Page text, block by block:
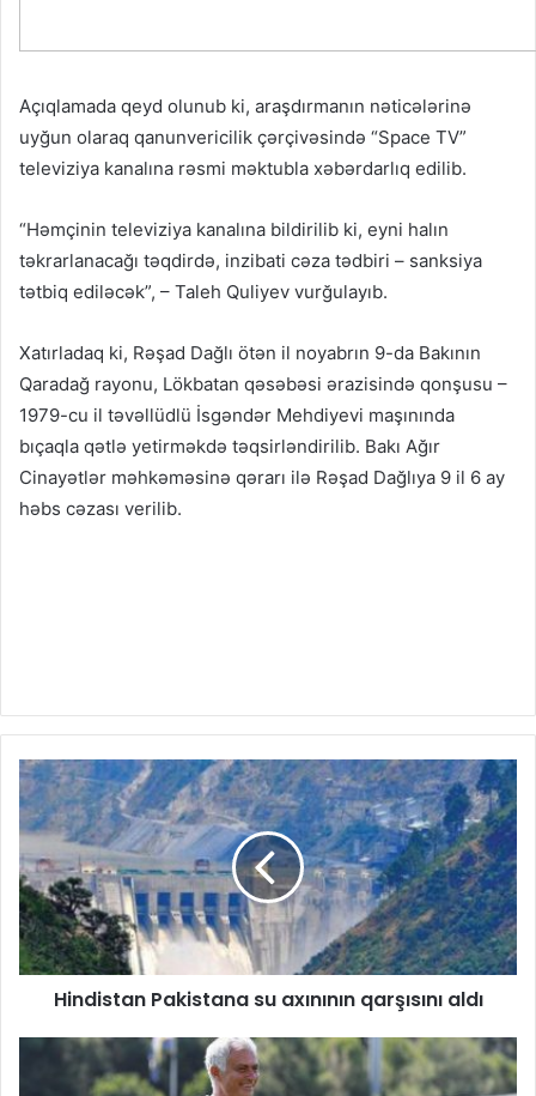
Açıqlamada qeyd olunub ki, araşdırmanın nəticələrinə
uyğun olaraq qanunvericilik çərçivəsində “Space TV”
televiziya kanalına rəsmi məktubla xəbərdarlıq edilib.
“Həmçinin televiziya kanalına bildirilib ki, eyni halın
təkrarlanacağı təqdirdə, inzibati cəza tədbiri – sanksiya
tətbiq ediləcək”, – Taleh Quliyev vurğulayıb.
Xatırladaq ki, Rəşad Dağlı ötən il noyabrın 9-da Bakının
Qaradağ rayonu, Lökbatan qəsəbəsi ərazisində qonşusu –
1979-cu il təvəllüdlü İsgəndər Mehdiyevi maşınında
bıçaqla qətlə yetirməkdə təqsirləndirilib. Bakı Ağır
Cinayətlər məhkəməsinə qərarı ilə Rəşad Dağlıya 9 il 6 ay
həbs cəzası verilib.
​​Hindistan Pakistana su axınının qarşısını aldı